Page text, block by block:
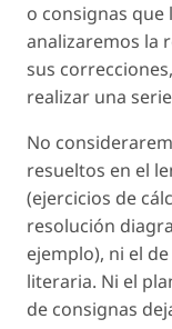
o consignas que
analizaremos la
sus
realizar una
No
resueltos en el
(ejercicios de
resolución
ejemplo), ni el
literaria. Ni el
de consignas